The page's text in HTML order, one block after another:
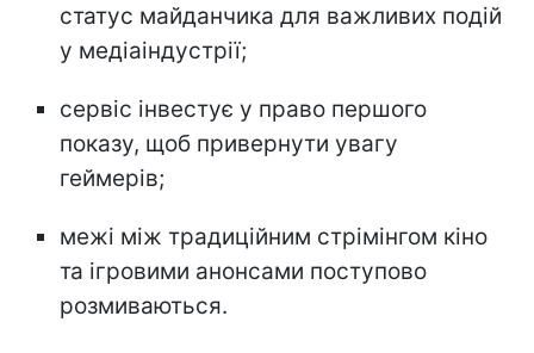
статус майданчика для важливих подій
у медіаіндустрії;
сервіс інвестує у право першого
показу, щоб привернути увагу
геймерів;
межі між традиційним стрімінгом кіно
та ігровими анонсами поступово
розмиваються.